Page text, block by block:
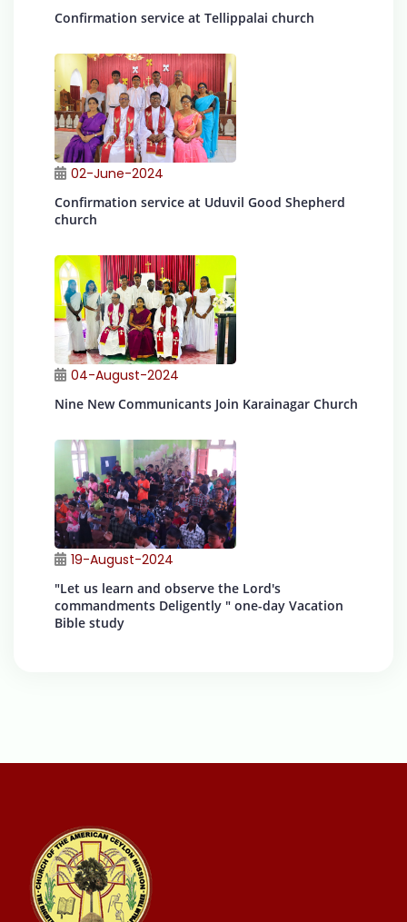
Confirmation service at Tellippalai church
02-June-2024
Confirmation service at Uduvil Good Shepherd
church
04-August-2024
Nine New Communicants Join Karainagar Church
19-August-2024
"Let us learn and observe the Lord's
commandments Deligently " one-day Vacation
Bible study